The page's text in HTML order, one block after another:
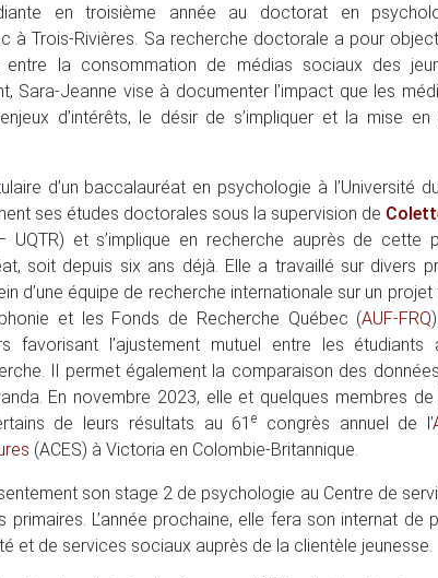
en troisième année au doctorat en
à Trois-Rivières. Sa recherche doctorale a pour
entre la consommation de médias sociaux des
Sara-Jeanne vise à documenter l’impact que les
d’intérêts, le désir de s’impliquer et la mise
d’un baccalauréat en psychologie à l’Université
ses études doctorales sous la supervision de
UQTR) et s’implique en recherche auprès de cette
soit depuis six ans déjà. Elle a travaillé sur divers
d’une équipe de recherche internationale sur un
et les Fonds de Recherche Québec (AUF-FRQ
favorisant l’ajustement mutuel entre les étudiants
Il permet également la comparaison des
En novembre 2023, elle et quelques membres de
de leurs résultats au 61e congrès annuel de l’
(ACES) à Victoria en Colombie-Britannique.
son stage 2 de psychologie au Centre de
L’année prochaine, elle fera son internat de
et de services sociaux auprès de la clientèle jeunesse.